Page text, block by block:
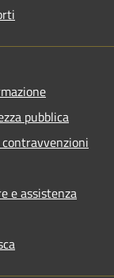
pubblica
e assistenza